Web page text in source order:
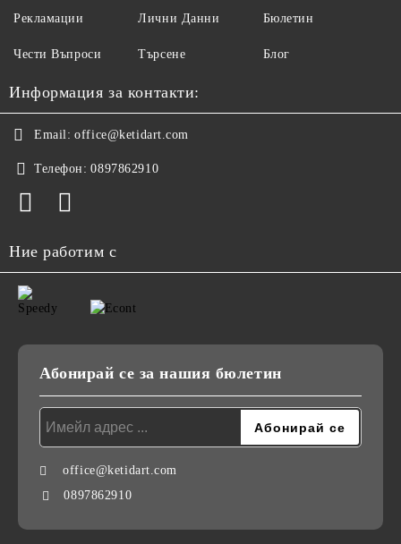
Рекламации
Чести Въпроси
Лични Данни
Търсене
Бюлетин
Блог
Информация за контакти:
Email: office@ketidart.com
Телефон: 0897862910
Ние работим с
Абонирай се за нашия бюлетин
office@ketidart.com
0897862910